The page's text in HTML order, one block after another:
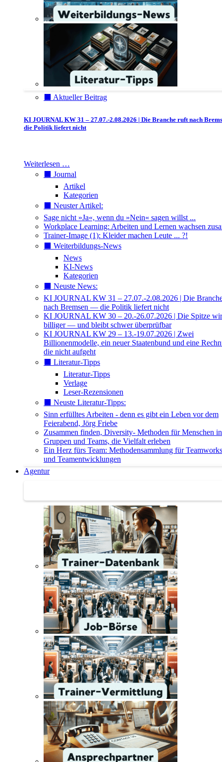
⬛️ Aktueller Beitrag
KI JOURNAL KW 31 – 27.07.-2.08.2026 | Die Branche ruft nach
die Politik liefert nicht
Weiterlesen …
⬛️ Journal
Artikel
Kategorien
⬛️ Neuster Artikel:
Sage nicht »Ja«, wenn du »Nein« sagen willst ...
Workplace Learning: Arbeiten und Lernen wachsen
Trainer-Image (1): Kleider machen Leute ... ?!
⬛️ Weiterbildungs-News
News
KI-News
Kategorien
⬛️ Neuste News:
KI JOURNAL KW 31 – 27.07.-2.08.2026 | Die
nach Bremsen — die Politik liefert nicht
KI JOURNAL KW 30 – 20.-26.07.2026 | Die Spitze
billiger — und bleibt schwer überprüfbar
KI JOURNAL KW 29 – 13.-19.07.2026 | Zwei
Billionenmodelle, ein neuer Staatenbund und eine
die nicht aufgeht
⬛️ Literatur-Tipps
Literatur-Tipps
Verlage
Leser-Rezensionen
⬛️ Neuste Literatur-Tipps:
Sinn erfülltes Arbeiten - denn es gibt ein Leben vor dem
Feierabend, Jörg Friebe
Zusammen finden, Diversity- Methoden für Menschen in
Gruppen und Teams, die Vielfalt erleben
Ein Herz fürs Team: Methodensammlung für
und Teamentwicklungen
Agentur